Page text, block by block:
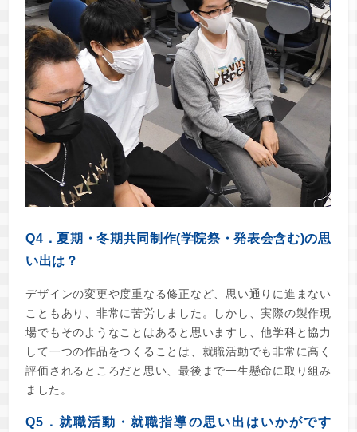
Q4．夏期・冬期共同制作(学院祭・発表会含む)の思
い出は？
デザインの変更や度重なる修正など、思い通りに進まない
こともあり、非常に苦労しました。しかし、実際の製作現
場でもそのようなことはあると思いますし、他学科と協力
して一つの作品をつくることは、就職活動でも非常に高く
評価されるところだと思い、最後まで一生懸命に取り組み
ました。
Q5．就職活動・就職指導の思い出はいかがです